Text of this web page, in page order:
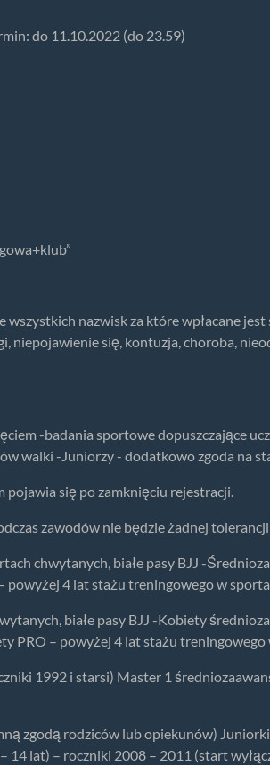
do 11.10.2022 (do 23.59)
nazwisk za które wpłacane
niepojawienie się, kontuzja, choroba,
-badania sportowe dopuszczające
walki -Juniorzy - dodatkowo zgoda na
pojawia się po zamknięciu rejestracji.
zawodów nie będzie żadnej
chwytanych, białe pasy BJJ -
4 lat stażu treningowego w
białe pasy BJJ -Kobiety
PRO – powyżej 4 lat stażu treningowego
1992 i starsi) Master 1
zgodą rodziców lub opiekunów)
lat) – roczniki 2008 – 2011 (start